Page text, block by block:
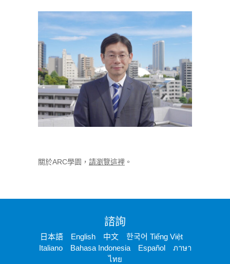
關於ARC學園， 請瀏覽這裡 。
諮詢
日本語 English 中文 한국어 Tiếng Việt
Italiano Bahasa Indonesia Español ภาษา
ไทย